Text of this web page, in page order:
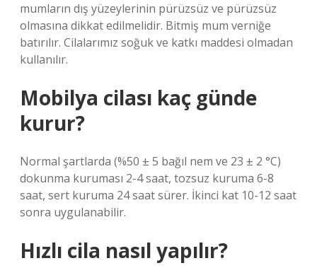
mumların dış yüzeylerinin pürüzsüz ve pürüzsüz
olmasına dikkat edilmelidir. Bitmiş mum verniğe
batırılır. Cilalarımız soğuk ve katkı maddesi olmadan
kullanılır.
Mobilya cilası kaç günde
kurur?
Normal şartlarda (%50 ± 5 bağıl nem ve 23 ± 2 °C)
dokunma kuruması 2-4 saat, tozsuz kuruma 6-8
saat, sert kuruma 24 saat sürer. İkinci kat 10-12 saat
sonra uygulanabilir.
Hızlı cila nasıl yapılır?